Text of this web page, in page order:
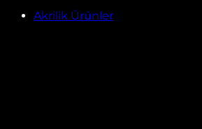
Akrilik Ürünler